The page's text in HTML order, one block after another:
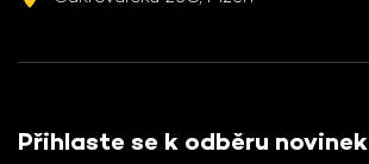
Přihlaste se k odběru novinek